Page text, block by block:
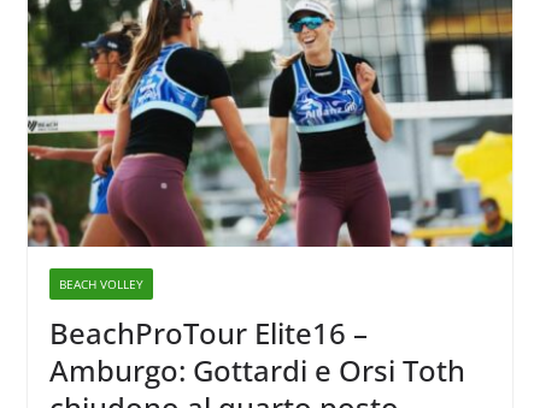
BEACH VOLLEY
BeachProTour Elite16 –
Amburgo: Gottardi e Orsi Toth